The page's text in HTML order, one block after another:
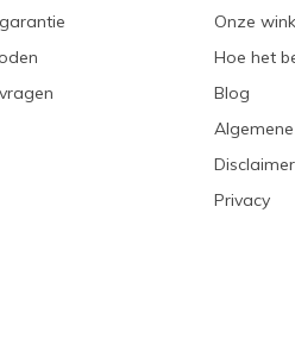
Onze
Hoe het
Blog
Disclaimer
Privacy